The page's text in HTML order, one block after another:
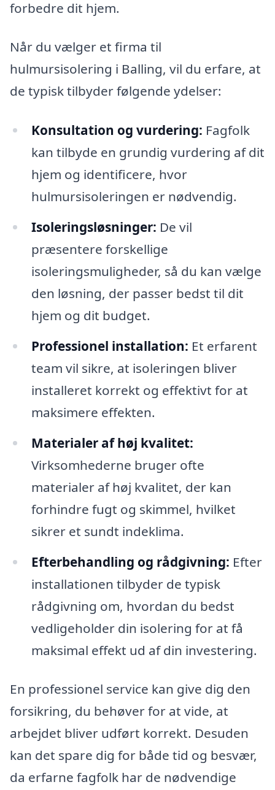
forbedre dit hjem.
Når du vælger et firma til
hulmursisolering i Balling, vil du erfare, at
de typisk tilbyder følgende ydelser:
Konsultation og vurdering: Fagfolk
kan tilbyde en grundig vurdering af dit
hjem og identificere, hvor
hulmursisoleringen er nødvendig.
Isoleringsløsninger: De vil
præsentere forskellige
isoleringsmuligheder, så du kan vælge
den løsning, der passer bedst til dit
hjem og dit budget.
Professionel installation: Et erfarent
team vil sikre, at isoleringen bliver
installeret korrekt og effektivt for at
maksimere effekten.
Materialer af høj kvalitet:
Virksomhederne bruger ofte
materialer af høj kvalitet, der kan
forhindre fugt og skimmel, hvilket
sikrer et sundt indeklima.
Efterbehandling og rådgivning: Efter
installationen tilbyder de typisk
rådgivning om, hvordan du bedst
vedligeholder din isolering for at få
maksimal effekt ud af din investering.
En professionel service kan give dig den
forsikring, du behøver for at vide, at
arbejdet bliver udført korrekt. Desuden
kan det spare dig for både tid og besvær,
da erfarne fagfolk har de nødvendige